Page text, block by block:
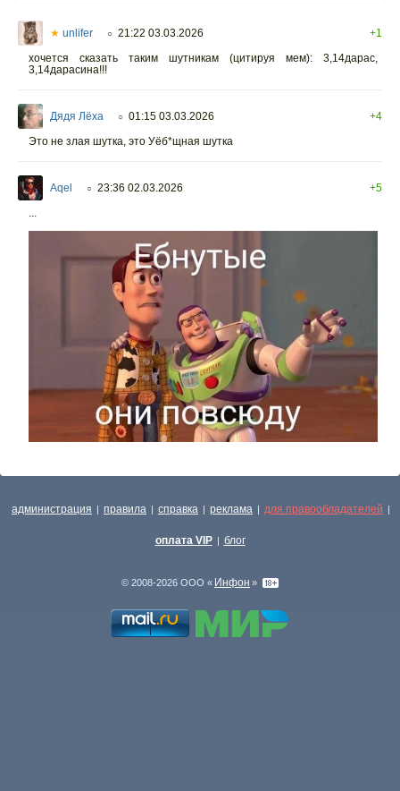
★ unlifer ○ 21:22 03.03.2026
+1
хочется сказать таким шутникам (цитируя мем): 3,14дарас,
3,14дарасина!!!
Дядя Лёха ○ 01:15 03.03.2026
+4
Это не злая шутка, это Уёб*щная шутка
Aqel ○ 23:36 02.03.2026
+5
администрация | правила | справка | реклама | для правообладателей |
оплата VIP | блог
© 2008-2026 ООО « Инфон »